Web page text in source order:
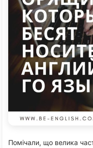
Помічали, що велика